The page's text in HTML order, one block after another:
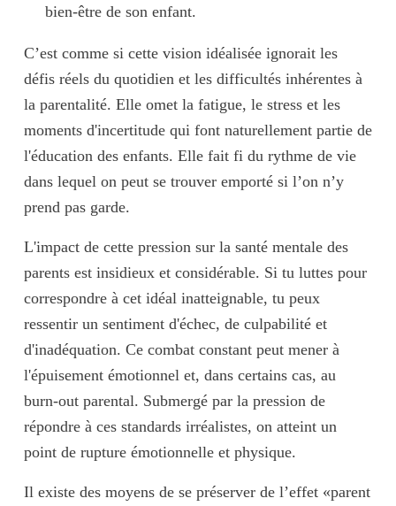
bien-être de son enfant.
C’est comme si cette vision idéalisée ignorait les
défis réels du quotidien et les difficultés inhérentes à
la parentalité. Elle omet la fatigue, le stress et les
moments d'incertitude qui font naturellement partie de
l'éducation des enfants. Elle fait fi du rythme de vie
dans lequel on peut se trouver emporté si l’on n’y
prend pas garde.
L'impact de cette pression sur la santé mentale des
parents est insidieux et considérable. Si tu luttes pour
correspondre à cet idéal inatteignable, tu peux
ressentir un sentiment d'échec, de culpabilité et
d'inadéquation. Ce combat constant peut mener à
l'épuisement émotionnel et, dans certains cas, au
burn-out parental. Submergé par la pression de
répondre à ces standards irréalistes, on atteint un
point de rupture émotionnelle et physique.
Il existe des moyens de se préserver de l’effet «parent